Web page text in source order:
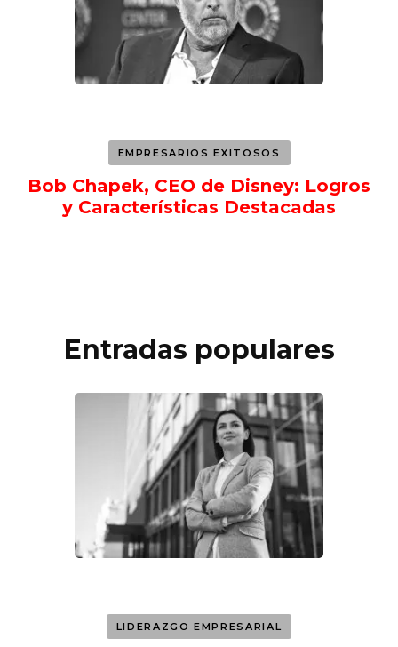
EMPRESARIOS EXITOSOS
Bob Chapek, CEO de Disney: Logros
y Características Destacadas
Entradas populares
LIDERAZGO EMPRESARIAL